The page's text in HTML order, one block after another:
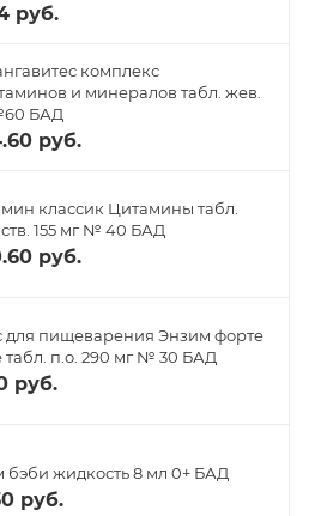
руб.
комплекс
и минералов табл. жев.
БАД
руб.
классик Цитамины табл.
155 мг № 40 БАД
руб.
для пищеварения Энзим форте
табл. п.о. 290 мг № 30 БАД
руб.
бэби жидкость 8 мл 0+ БАД
руб.